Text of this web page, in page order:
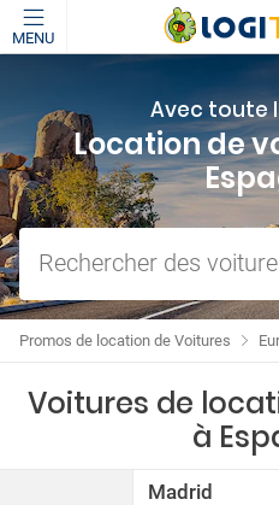
MENU
Avec toute
Location de
Rechercher des
Promos de location de Voitures
Voitures de
à
Madrid